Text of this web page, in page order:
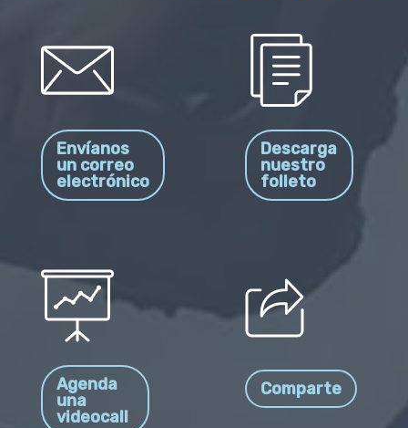
Envíanos
un correo
electrónico
Descarga
nuestro
folleto
Agenda
una
videocall
Comparte